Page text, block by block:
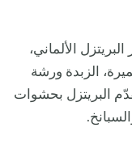
الألماني،
الزبدة ورشة
البريتزل بحشوات